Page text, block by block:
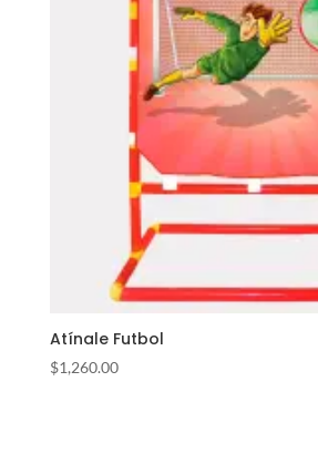
Atínale Futbol
$1,260.00